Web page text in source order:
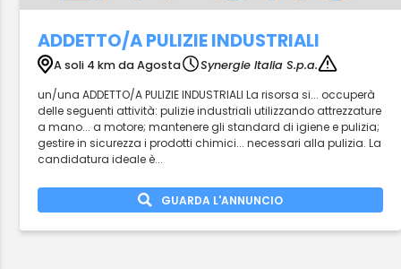
ADDETTO/A PULIZIE INDUSTRIALI
A soli 4 km da Agosta
Synergie Italia S.p.a.
un/una ADDETTO/A PULIZIE INDUSTRIALI La risorsa si... occuperà
delle seguenti attività: pulizie industriali utilizzando attrezzature
a mano... a motore; mantenere gli standard di igiene e pulizia;
gestire in sicurezza i prodotti chimici... necessari alla pulizia. La
candidatura ideale è...
GUARDA L'ANNUNCIO